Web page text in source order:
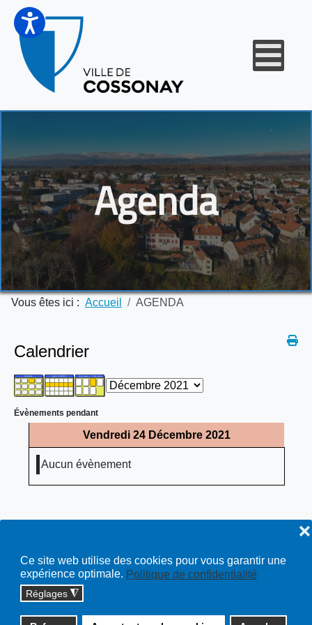
Ce site web utilise des cookies pour vous garantir une
expérience optimale. Politique de confidentialité
Réglages ◮
❌
Agenda
Vous êtes ici : Accueil AGENDA
Calendrier
Évènements pendant
Vendredi 24 Décembre 2021
Aucun évènement
Copyright © 2026 cossonay.ch - tous droits réservés | site :